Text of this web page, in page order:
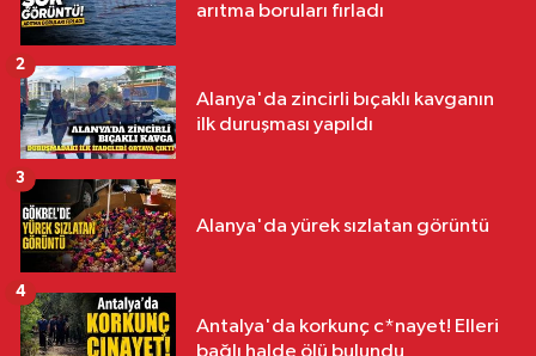
arıtma boruları fırladı
Alanya'da zincirli bıçaklı kavganın
ilk duruşması yapıldı
2
Alanya'da yürek sızlatan görüntü
3
Antalya'da korkunç c*nayet! Elleri
bağlı halde ölü bulundu
4